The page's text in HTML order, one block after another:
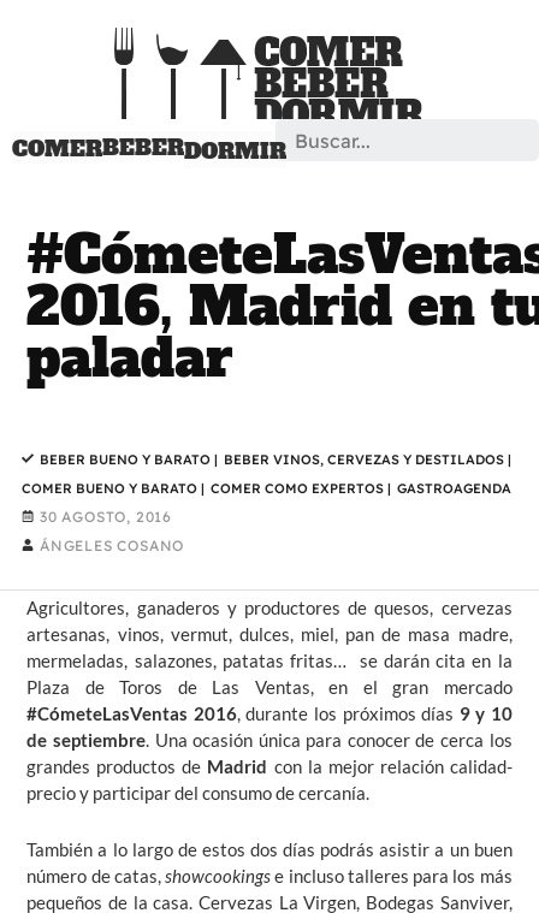
COMERBEBERDORMIR
Search
2016, Madrid en
paladar
BEBER BUENO Y BARATO| BEBER VINOS, CERVEZAS Y DESTILADOS|
COMER BUENO Y BARATO| COMER COMO EXPERTOS| GASTROAGENDA
30 AGOSTO, 2016
ÁNGELES COSANO
Agricultores, ganaderos y productores de quesos, cervezas
artesanas, vinos, vermut, dulces, miel, pan de masa madre,
mermeladas, salazones, patatas fritas… se darán cita en la
Plaza de Toros de Las Ventas, en el gran mercado
#CómeteLasVentas 2016, durante los próximos días 9 y 10
de septiembre. Una ocasión única para conocer de cerca los
grandes productos de Madrid con la mejor relación calidad-
precio y participar del consumo de cercanía.
También a lo largo de estos dos días podrás asistir a un buen
número de catas, showcookingse incluso talleres para los más
pequeños de la casa. Cervezas La Virgen, Bodegas Sanviver,